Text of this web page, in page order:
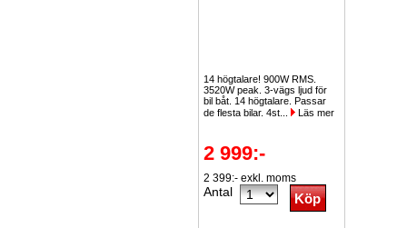
14 högtalare! 900W RMS.
3520W peak. 3-vägs ljud för
bil båt. 14 högtalare. Passar
de flesta bilar. 4st...
Läs mer
2 999:-
2 399:- exkl. moms
Antal